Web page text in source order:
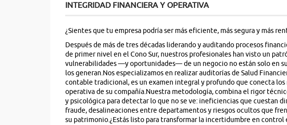
INTEGRIDAD FINANCIERA Y OPERATIVA
¿Sientes que tu empresa podría ser más eficiente, más segura y más
Después de más de tres décadas liderando y auditando procesos
de primer nivel en el Cono Sur, nuestros profesionales han visto un
vulnerabilidades —y oportunidades— de un negocio no están solo en
los generan.Nos especializamos en realizar auditorías de Salud
contable tradicional, es un examen integral y profundo que conecta
operativa de su compañía.Nuestra metodología, combina el rigor
y psicológica para detectar lo que no se ve: ineficiencias que cuestan
fraude, desalineaciones entre departamentos y riesgos ocultos que
su patrimonio.¿Estás listo para transformar la incertidumbre en control